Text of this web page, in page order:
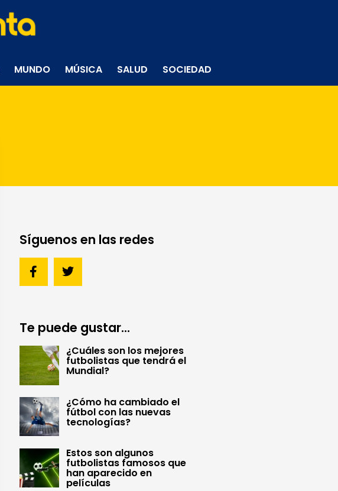
MUNDO MÚSICA SALUD SOCIEDAD
Síguenos en las redes
Te puede gustar...
¿Cuáles son los mejores
futbolistas que tendrá el
Mundial?
¿Cómo ha cambiado el
fútbol con las nuevas
tecnologías?
Estos son algunos
futbolistas famosos que
han aparecido en
películas